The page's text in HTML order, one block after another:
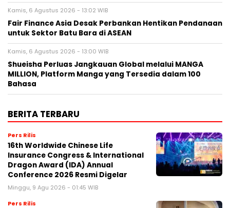
Kamis, 6 Agustus 2026 - 13:02 WIB
Fair Finance Asia Desak Perbankan Hentikan Pendanaan
untuk Sektor Batu Bara di ASEAN
Kamis, 6 Agustus 2026 - 13:00 WIB
Shueisha Perluas Jangkauan Global melalui MANGA
MILLION, Platform Manga yang Tersedia dalam 100
Bahasa
BERITA TERBARU
Pers Rilis
16th Worldwide Chinese Life
Insurance Congress & International
Dragon Award (IDA) Annual
Conference 2026 Resmi Digelar
Minggu, 9 Agu 2026 - 01:45 WIB
Pers Rilis